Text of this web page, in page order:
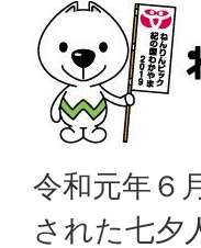
令和元年６
された七夕